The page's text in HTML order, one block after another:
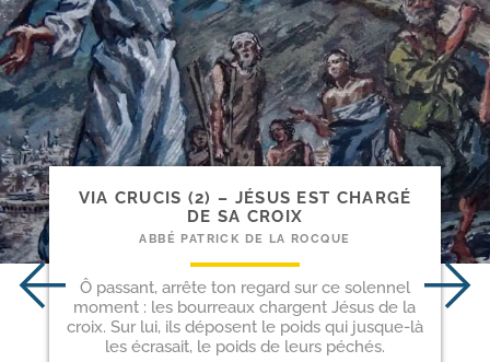
VIA CRUCIS (2) – JÉSUS EST CHARGÉ
DE SA CROIX
ABBÉ PATRICK DE LA ROCQUE
Ô passant, arrête ton regard sur ce solennel
moment : les bourreaux chargent Jésus de la
croix. Sur lui, ils déposent le poids qui jusque-là
les écrasait, le poids de leurs péchés.